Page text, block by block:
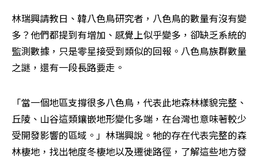
林瑞興請教日、韓八色鳥研究者，八色鳥的數量有沒有變
多？他們都提到有增加、感覺上似乎變多，卻缺乏系統的
監測數據，只是零星接受到類似的回報。八色鳥族群數量
之謎，還有一段長路要走。
「當一個地區支撐很多八色鳥，代表此地森林樣貌完整、
丘陵、山谷這類鑲嵌地形變化多端，在台灣也意味著較少
受開發影響的區域。」林瑞興說。牠的存在代表完整的森
林棲地，找出牠度冬棲地以及遷徙路徑，了解這些地方發